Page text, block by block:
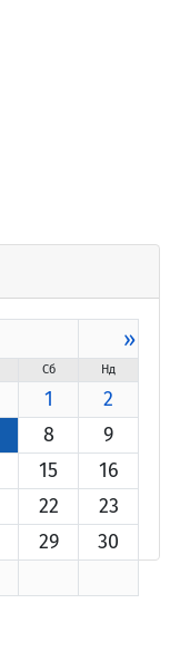
»
Сб Нд
1
2
8
9
15
16
22
23
29
30